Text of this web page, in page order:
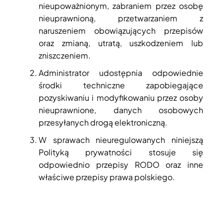
nieupoważnionym, zabraniem przez osobę
nieuprawnioną, przetwarzaniem z
naruszeniem obowiązujących przepisów
oraz zmianą, utratą, uszkodzeniem lub
zniszczeniem.
Administrator udostępnia odpowiednie
środki techniczne zapobiegające
pozyskiwaniu i modyfikowaniu przez osoby
nieuprawnione, danych osobowych
przesyłanych drogą elektroniczną.
W sprawach nieuregulowanych niniejszą
Polityką prywatności stosuje się
odpowiednio przepisy RODO oraz inne
właściwe przepisy prawa polskiego.